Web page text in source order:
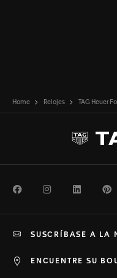
Home Relojes TAG Heuer
FacebookInstagramLinkedIn
ENCUENTRE SU
SUSCRÍBASE A LA